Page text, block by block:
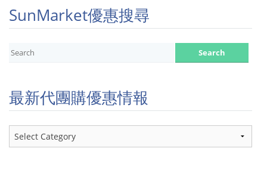
SunMarket優惠搜尋
最新代團購優惠情報
最
新